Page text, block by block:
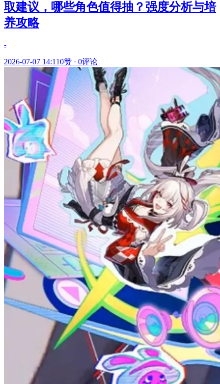
取建议，哪些角色值得抽？强度分析与培
养攻略
-
2026-07-07 14:110赞 · 0评论